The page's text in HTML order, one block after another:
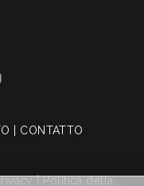
CONTATTO
|Politica della